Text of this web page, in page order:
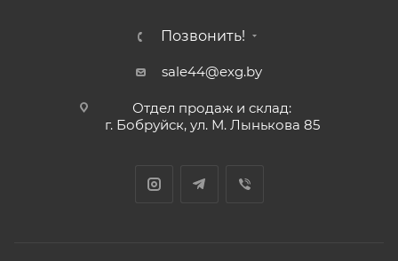
Позвонить!
sale44@exg.by
Отдел продаж и склад:
г. Бобруйск, ул. М. Лынькова 85